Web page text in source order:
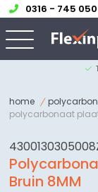
0316 - 745 050
home
polycarbonaat
Bruin 8MM